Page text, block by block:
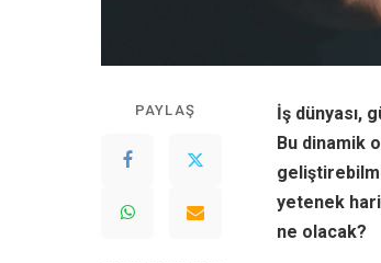
PAYLAŞ
İş dünyası,
Bu dinamik
yetenek
ne olacak?